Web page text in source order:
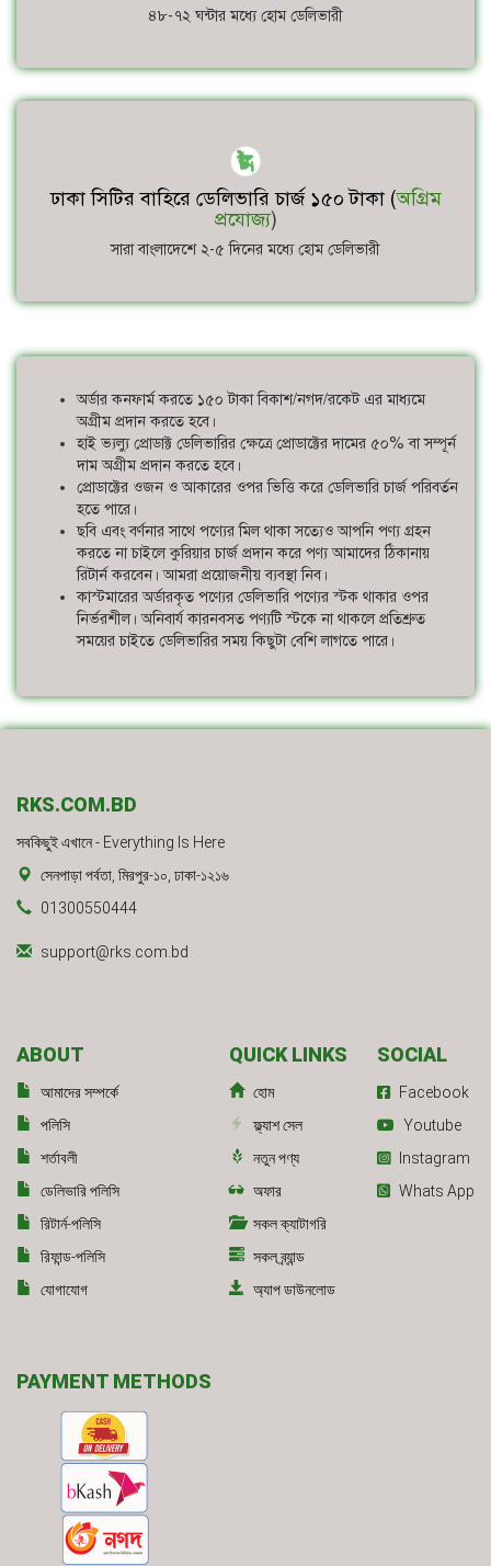
৪৮-৭২ ঘন্টার মধ্যে হোম ডেলিভারী
ঢাকা সিটির বাহিরে ডেলিভারি চার্জ ১৫০ টাকা (অগ্রিম
প্রযোজ্য)
সারা বাংলাদেশে ২-৫ দিনের মধ্যে হোম ডেলিভারী
অর্ডার কনফার্ম করতে ১৫০ টাকা বিকাশ/নগদ/রকেট এর মাধ্যমে
অগ্রীম প্রদান করতে হবে।
হাই ভ্যল্যু প্রোডাক্ট ডেলিভারির ক্ষেত্রে প্রোডাক্টের দামের ৫০% বা সম্পূর্ন
দাম অগ্রীম প্রদান করতে হবে।
প্রোডাক্টের ওজন ও আকারের ওপর ভিত্তি করে ডেলিভারি চার্জ পরিবর্তন
হতে পারে।
ছবি এবং বর্ণনার সাথে পণ্যের মিল থাকা সত্যেও আপনি পণ্য গ্রহন
করতে না চাইলে কুরিয়ার চার্জ প্রদান করে পণ্য আমাদের ঠিকানায়
রিটার্ন করবেন। আমরা প্রয়োজনীয় ব্যবস্থা নিব।
কাস্টমারের অর্ডারকৃত পণ্যের ডেলিভারি পণ্যের স্টক থাকার ওপর
নির্ভরশীল। অনিবার্য কারনবসত পণ্যটি স্টকে না থাকলে প্রতিশ্রুত
সময়ের চাইতে ডেলিভারির সময় কিছুটা বেশি লাগতে পারে।
RKS.COM.BD
সবকিছুই এখানে - Everything Is Here
সেনপাড়া পর্বতা, মিরপুর-১০, ঢাকা-১২১৬
01300550444
support@rks.com.bd
ABOUT
আমাদের সম্পর্কে
পলিসি
শর্তাবলী
ডেলিভারি পলিসি
রিটার্ন-পলিসি
রিফান্ড-পলিসি
যোগাযোগ
QUICK LINKS
হোম
ফ্ল্যাশ সেল
নতুন পণ্য
অফার
সকল ক্যাটাগরি
সকল ব্র্যান্ড
অ্যাপ ডাউনলোড
SOCIAL
Facebook
Youtube
Instagram
Whats App
PAYMENT METHODS